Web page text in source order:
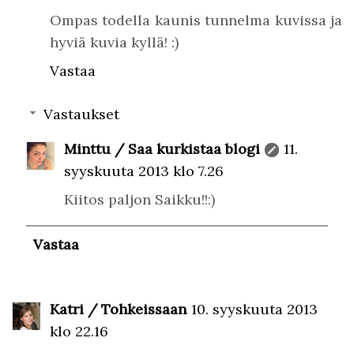
Ompas todella kaunis tunnelma kuvissa ja
hyviä kuvia kyllä! :)
Vastaa
Vastaukset
Minttu / Saa kurkistaa blogi
11.
syyskuuta 2013 klo 7.26
Kiitos paljon Saikku!!:)
Vastaa
Katri / Tohkeissaan 10. syyskuuta 2013
klo 22.16